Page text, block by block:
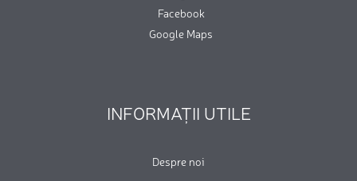
Facebook
Google Maps
INFORMAȚII UTILE
Despre noi